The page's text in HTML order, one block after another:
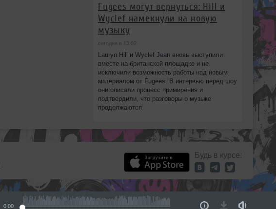
0:00
Fugees могут вернуться: Hill и
Wyclef намекнули на новую
музыку
сегодня в 13:02
Lauryn Hill и Wyclef Jean вновь выступили
вместе на британской площадке и не
исключили возможность работы над новым
материалом от Fugees. В интервью перед шоу
они описали процесс примирения и
подтвердили, что разговоры о музыке
продолжаются.
Будь в курсе: